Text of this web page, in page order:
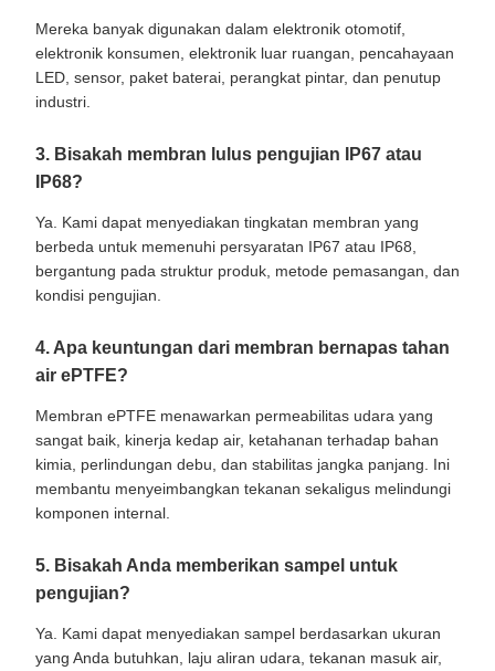
Mereka banyak digunakan dalam elektronik otomotif,
elektronik konsumen, elektronik luar ruangan, pencahayaan
LED, sensor, paket baterai, perangkat pintar, dan penutup
industri.
3. Bisakah membran lulus pengujian IP67 atau
IP68?
Ya. Kami dapat menyediakan tingkatan membran yang
berbeda untuk memenuhi persyaratan IP67 atau IP68,
bergantung pada struktur produk, metode pemasangan, dan
kondisi pengujian.
4. Apa keuntungan dari membran bernapas tahan
air ePTFE?
Membran ePTFE menawarkan permeabilitas udara yang
sangat baik, kinerja kedap air, ketahanan terhadap bahan
kimia, perlindungan debu, dan stabilitas jangka panjang. Ini
membantu menyeimbangkan tekanan sekaligus melindungi
komponen internal.
5. Bisakah Anda memberikan sampel untuk
pengujian?
Ya. Kami dapat menyediakan sampel berdasarkan ukuran
yang Anda butuhkan, laju aliran udara, tekanan masuk air,